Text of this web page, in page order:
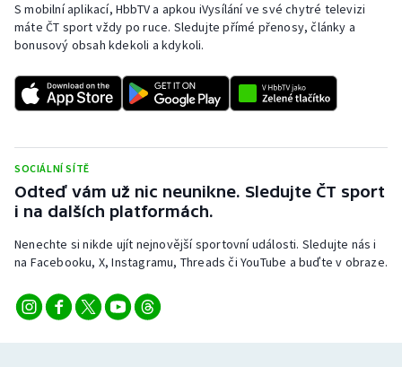
S mobilní aplikací, HbbTV a apkou iVysílání ve své chytré televizi
máte ČT sport vždy po ruce. Sledujte přímé přenosy, články a
bonusový obsah kdekoli a kdykoli.
SOCIÁLNÍ SÍTĚ
Odteď vám už nic neunikne. Sledujte ČT sport
i na dalších platformách.
Nenechte si nikde ujít nejnovější sportovní události. Sledujte nás i
na Facebooku, X, Instagramu, Threads či YouTube a buďte v obraze.